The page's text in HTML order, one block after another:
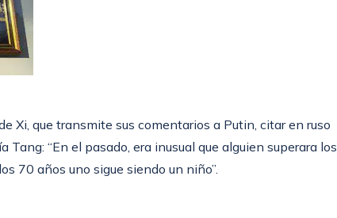
Xi, que transmite sus comentarios a Putin, citar en ruso
“En el pasado, era inusual que alguien superara los
70 años uno sigue siendo un niño”.